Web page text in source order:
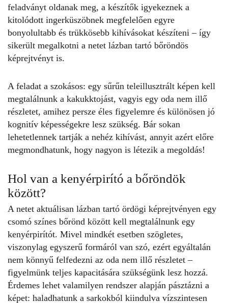
feladványt oldanak meg, a készítők igyekeznek a
kitolódott ingerküszöbnek megfelelően egyre
bonyolultabb és trükkösebb kihívásokat készíteni – így
sikerült megalkotni a netet lázban tartó bőröndös
képrejtvényt is.
A feladat a szokásos: egy sűrűn teleillusztrált képen kell
megtalálnunk a kakukktojást, vagyis egy oda nem illő
részletet, amihez persze éles figyelemre és különösen jó
kognitív képességekre lesz szükség. Bár sokan
lehetetlennek tartják a nehéz kihívást, annyit azért előre
megmondhatunk, hogy nagyon is létezik a megoldás!
Hol van a kenyérpirító a bőröndök
között?
A netet aktuálisan lázban tartó ördögi képrejtvényen egy
csomó színes bőrönd között kell megtalálnunk egy
kenyérpirítót. Mivel mindkét esetben szögletes,
viszonylag egyszerű formáról van szó, ezért egyáltalán
nem könnyű felfedezni az oda nem illő részletet –
figyelmünk teljes kapacitására szükségünk lesz hozzá.
Érdemes lehet valamilyen rendszer alapján pásztázni a
képet: haladhatunk a sarkokból kiindulva vízszintesen